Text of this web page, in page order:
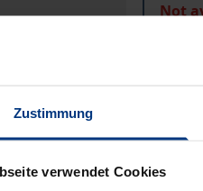
Zustimmung
verwendet Cookies
Not